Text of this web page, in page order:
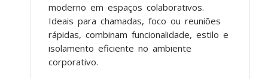
moderno em espaços colaborativos.
Ideais para chamadas, foco ou reuniões
rápidas, combinam funcionalidade, estilo e
isolamento eficiente no ambiente
corporativo.